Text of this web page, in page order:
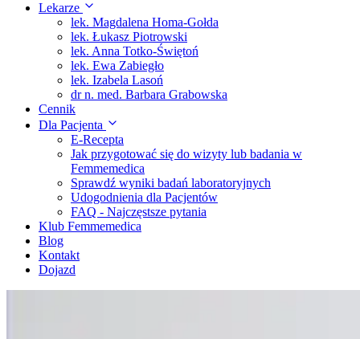
Lekarze
lek. Magdalena Homa-Gołda
lek. Łukasz Piotrowski
lek. Anna Totko-Świętoń
lek. Ewa Zabiegło
lek. Izabela Lasoń
dr n. med. Barbara Grabowska
Cennik
Dla Pacjenta
E-Recepta
Jak przygotować się do wizyty lub badania w
Femmemedica
Sprawdź wyniki badań laboratoryjnych
Udogodnienia dla Pacjentów
FAQ - Najczęstsze pytania
Klub Femmemedica
Blog
Kontakt
Dojazd